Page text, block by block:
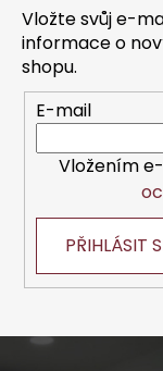
Vložte svůj e-
informace o
shopu.
E-mail
Vložením
PŘIHLÁSIT